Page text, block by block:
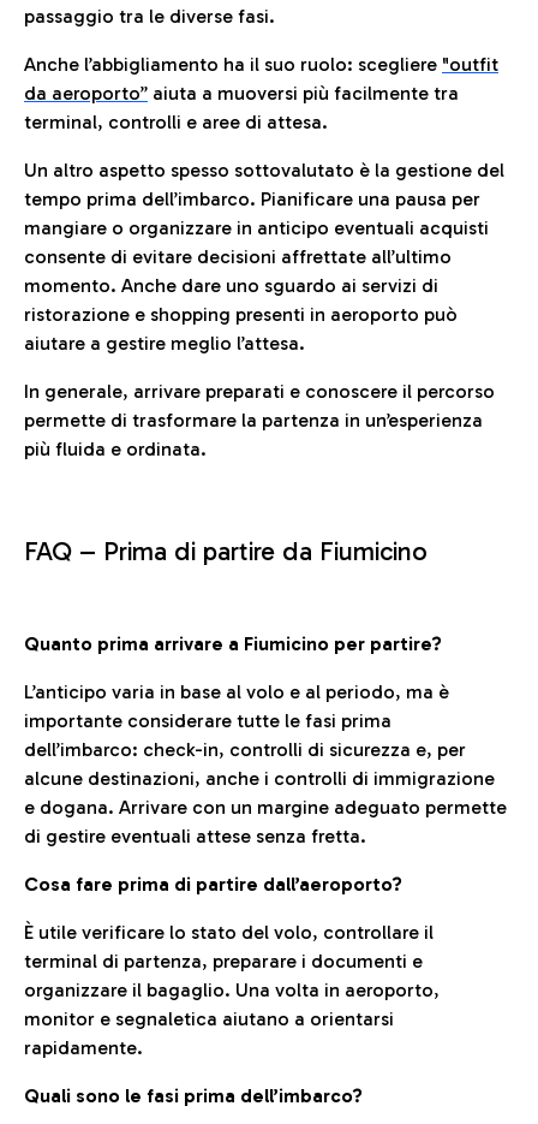
passaggio tra le diverse fasi.
Anche l’abbigliamento ha il suo ruolo: scegliere "outfit
da aeroporto” aiuta a muoversi più facilmente tra
terminal, controlli e aree di attesa.
Un altro aspetto spesso sottovalutato è la gestione del
tempo prima dell’imbarco. Pianificare una pausa per
mangiare o organizzare in anticipo eventuali acquisti
consente di evitare decisioni affrettate all’ultimo
momento. Anche dare uno sguardo ai servizi di
ristorazione e shopping presenti in aeroporto può
aiutare a gestire meglio l’attesa.
In generale, arrivare preparati e conoscere il percorso
permette di trasformare la partenza in un’esperienza
più fluida e ordinata.
FAQ – Prima di partire da Fiumicino
Quanto prima arrivare a Fiumicino per partire?
L’anticipo varia in base al volo e al periodo, ma è
importante considerare tutte le fasi prima
dell’imbarco: check-in, controlli di sicurezza e, per
alcune destinazioni, anche i controlli di immigrazione
e dogana. Arrivare con un margine adeguato permette
di gestire eventuali attese senza fretta.
Cosa fare prima di partire dall’aeroporto?
È utile verificare lo stato del volo, controllare il
terminal di partenza, preparare i documenti e
organizzare il bagaglio. Una volta in aeroporto,
monitor e segnaletica aiutano a orientarsi
rapidamente.
Quali sono le fasi prima dell’imbarco?